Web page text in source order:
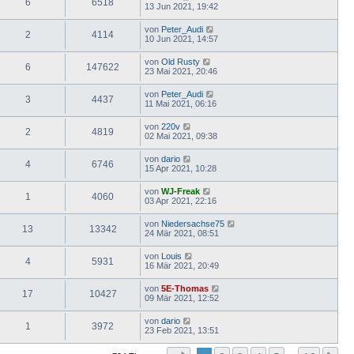
13 Jun 2021, 19:42
2 4114 von Peter_Audi
10 Jun 2021, 14:57
6 147622 von Old Rusty
23 Mai 2021, 20:46
3 4437 von Peter_Audi
11 Mai 2021, 06:16
2 4819 von 220v
02 Mai 2021, 09:38
4 6746 von dario
15 Apr 2021, 10:28
1 4060 von WJ-Freak
03 Apr 2021, 22:16
13 13342 von Niedersachse75
24 Mär 2021, 08:51
4 5931 von Louis
16 Mär 2021, 20:49
17 10427 von 5E-Thomas
09 Mär 2021, 12:52
1 3972 von dario
23 Feb 2021, 13:51